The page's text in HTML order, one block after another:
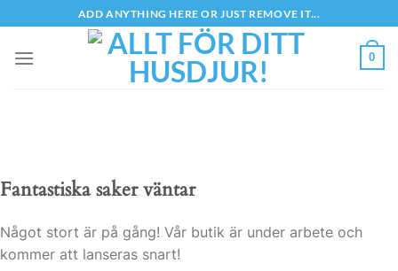
to
content
ADD ANYTHING HERE OR JUST REMOVE IT...
0
Fantastiska saker väntar
Något stort är på gång! Vår butik är under arbete och
kommer att lanseras snart!